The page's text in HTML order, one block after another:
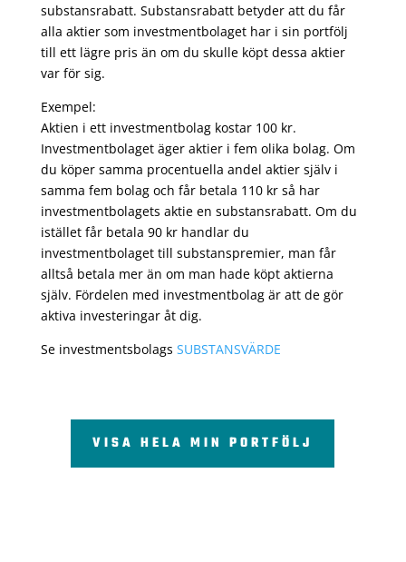
substansrabatt. Substansrabatt betyder att du får
alla aktier som investmentbolaget har i sin portfölj
till ett lägre pris än om du skulle köpt dessa aktier
var för sig.
Exempel:
Aktien i ett investmentbolag kostar 100 kr.
Investmentbolaget äger aktier i fem olika bolag. Om
du köper samma procentuella andel aktier själv i
samma fem bolag och får betala 110 kr så har
investmentbolagets aktie en substansrabatt. Om du
istället får betala 90 kr handlar du
investmentbolaget till substanspremier, man får
alltså betala mer än om man hade köpt aktierna
själv. Fördelen med investmentbolag är att de gör
aktiva investeringar åt dig.
Se investmentsbolags SUBSTANSVÄRDE
VISA HELA MIN PORTFÖLJ